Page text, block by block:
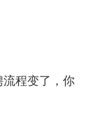
流程变了，你